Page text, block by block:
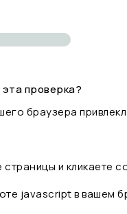
проверка?
браузера
страницы и
javascript в вашем